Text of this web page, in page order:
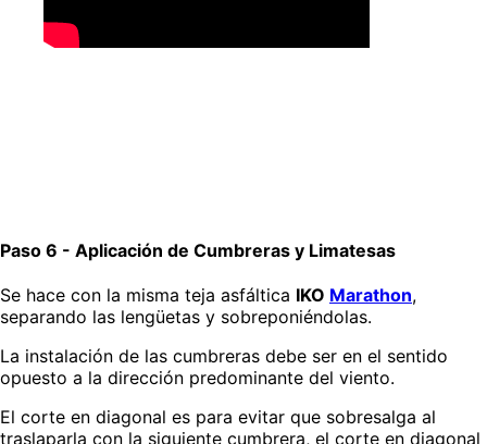
Paso 6 - Aplicación de Cumbreras y Limatesas
Se hace con la misma teja asfáltica IKO Marathon,
separando las lengüetas y sobreponiéndolas.
La instalación de las cumbreras debe ser en el sentido
opuesto a la dirección predominante del viento.
El corte en diagonal es para evitar que sobresalga al
traslaparla con la siguiente cumbrera, el corte en diagonal